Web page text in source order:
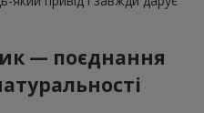
— поєднання